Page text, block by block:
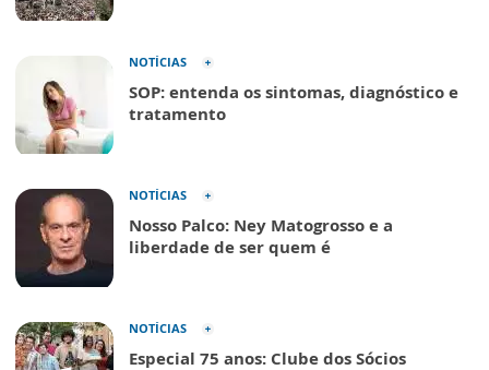
NOTÍCIAS
SOP: entenda os sintomas, diagnóstico e
tratamento
NOTÍCIAS
Nosso Palco: Ney Matogrosso e a
liberdade de ser quem é
NOTÍCIAS
Especial 75 anos: Clube dos Sócios